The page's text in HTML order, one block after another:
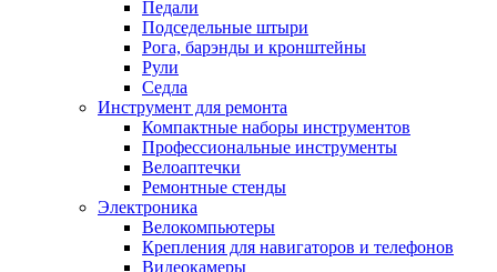
Педали
Подседельные штыри
Рога, барэнды и кронштейны
Рули
Седла
Инструмент для ремонта
Компактные наборы инструментов
Профессиональные инструменты
Велоаптечки
Ремонтные стенды
Электроника
Велокомпьютеры
Крепления для навигаторов и телефонов
Видеокамеры